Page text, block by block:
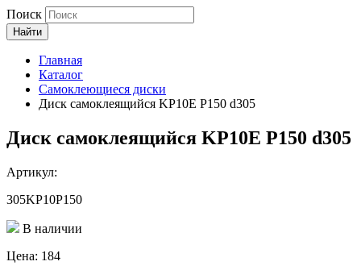
Поиск
Найти
Главная
Каталог
Самоклеющиеся диски
Диск самоклеящийся KP10E P150 d305
Диск самоклеящийся KP10E P150 d305
Артикул:
305KP10P150
В наличии
Цена: 184